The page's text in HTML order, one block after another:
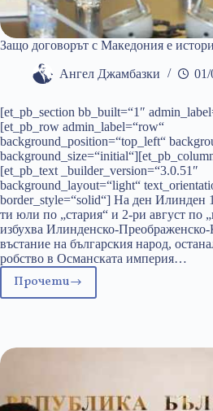
Защо договорът с Македония е
Ангел Джамбазки 01/
[et_pb_section bb_built=“1″
[et_pb_row admin_label=“row“
background_position=“top_left“
[et_pb_text _builder_version=“3.0.51″
background_layout=“light“
border_style=“solid“] На ден Илинден
ти юли по „стария“ и 2-ри август по
избухва Илинденско-Преображенско-
въстание на българския народ,
робство в Османската империя…
Прочети
Защо